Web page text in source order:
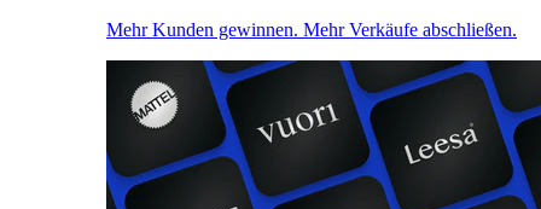
Mehr Kunden gewinnen. Mehr Verkäufe abschließen.